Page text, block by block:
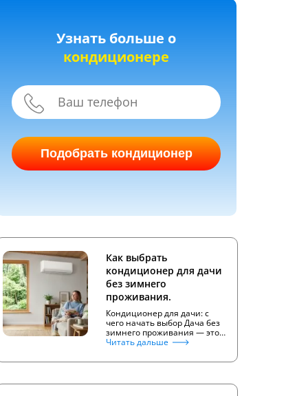
Узнать больше о
кондиционере
Подобрать кондиционер
Как выбрать
кондиционер для дачи
без зимнего
проживания.
Кондиционер для дачи: с
чего начать выбор Дача без
зимнего проживания — это…
Читать дальше